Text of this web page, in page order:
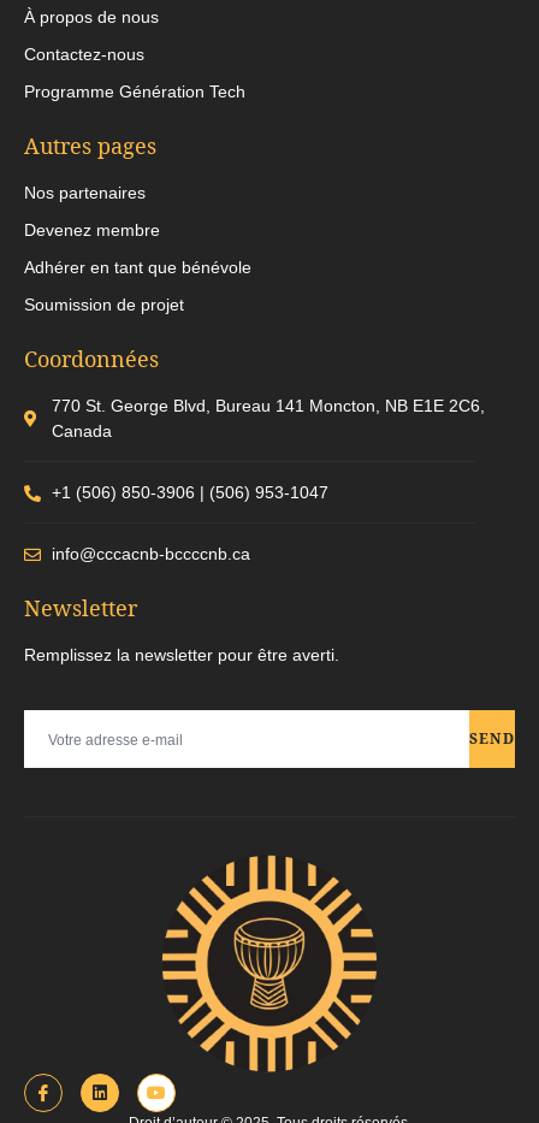
À propos de nous
Contactez-nous
Programme Génération Tech
Autres pages
Nos partenaires
Devenez membre​
Adhérer en tant que bénévole
Soumission de projet
Coordonnées
770 St. George Blvd, Bureau 141 Moncton, NB E1E 2C6,
Canada
+1 (506) 850-3906 | (506) 953-1047
info@cccacnb-bccccnb.ca
Newsletter
Remplissez la newsletter pour être averti.
SEND